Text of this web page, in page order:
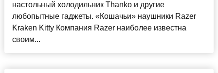
настольный холодильник Thanko и другие
любопытные гаджеты. «Кошачьи» наушники Razer
Kraken Kitty Компания Razer наиболее известна
своим...